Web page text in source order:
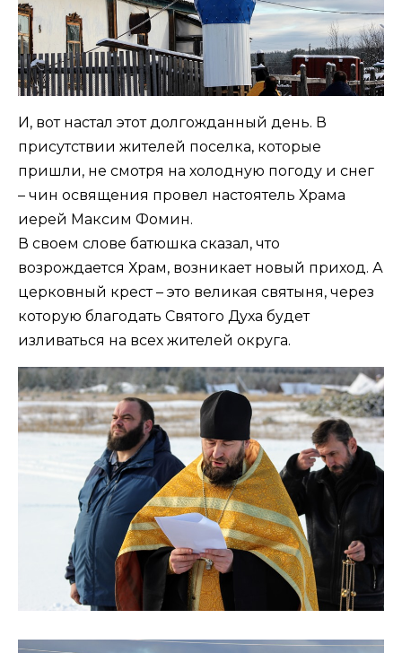
И, вот настал этот долгожданный день. В
присутствии жителей поселка, которые
пришли, не смотря на холодную погоду и снег
– чин освящения провел настоятель Храма
иерей Максим Фомин.
В своем слове батюшка сказал, что
возрождается Храм, возникает новый приход. А
церковный крест – это великая святыня, через
которую благодать Святого Духа будет
изливаться на всех жителей округа.